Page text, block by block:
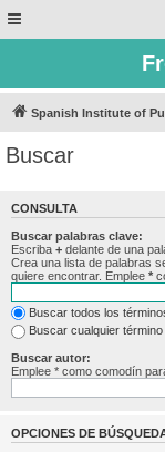
Spanish Institute of
Buscar
CONSULTA
Buscar palabras clave:
Escriba + delante de una
Crea una lista de palabras
quiere encontrar. Emplee *
Buscar todos los
Buscar cualquier término
Buscar autor:
Emplee * como comodín
OPCIONES DE